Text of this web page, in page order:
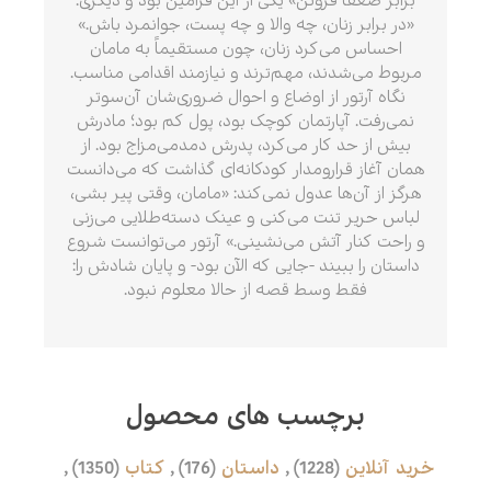
«در برابر زنان، چه والا و چه پست، جوانمرد باش.»
احساس می‌کرد زنان، چون مستقیماً به مامان
مربوط می‌شدند، مهم‌ترند و نیازمند اقدامی مناسب.
نگاه آرتور از اوضاع و احوال ضروری‌شان آن‌سوتر
نمی‌رفت. آپارتمان کوچک بود، پول کم بود؛ مادرش
بیش از حد کار می‌کرد، پدرش دمدمی‌مزاج بود. از
همان آغاز قرارومدار کودکانه‌ای گذاشت که می‌دانست
هرگز از آن‌ها عدول نمی‌کند: «مامان، وقتی پیر بشی،
لباس حریر تنت می‌کنی و عینک دسته‌طلایی می‌زنی
و راحت کنار آتش می‌نشینی.» آرتور می‌توانست شروع
داستان را ببیند -جایی که الآن بود- و پایان شادش را:
فقط وسط قصه از حالا معلوم نبود.
برچسب های محصول
خرید آنلاین (1228)
, داستان (176)
, کتاب (1350)
,